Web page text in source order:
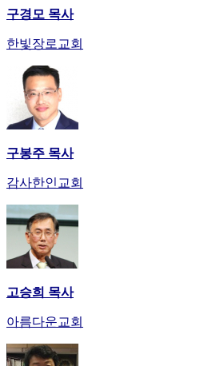
구경모 목사
한빛장로교회
구봉주 목사
감사한인교회
고승희 목사
아름다운교회